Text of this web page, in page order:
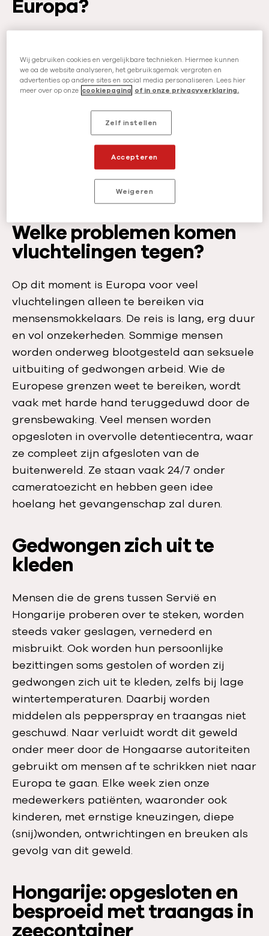
Europa?
om huis en haard te verlaten. Vanwege een
oorlog of conflict, maar ook vanwege de
angst op vervolging. Bijvoorbeeld vanwege je
politieke overtuiging of geaardheid. Ook de
klimaatcrisis speelt een steeds grotere rol.
Mensen zien geen andere keuze dan te
vertrekken. Wat de reden ook is: uiteindelijk is
iedereen op zoek naar een veilige,
menswaardige toekomst.
Welke problemen komen
vluchtelingen tegen?
Op dit moment is Europa voor veel
vluchtelingen alleen te bereiken via
mensensmokkelaars. De reis is lang, erg duur
en vol onzekerheden. Sommige mensen
worden onderweg blootgesteld aan seksuele
uitbuiting of gedwongen arbeid. Wie de
Europese grenzen weet te bereiken, wordt
vaak met harde hand teruggeduwd door de
grensbewaking. Veel mensen worden
opgesloten in overvolle detentiecentra, waar
ze compleet zijn afgesloten van de
buitenwereld. Ze staan vaak 24/7 onder
cameratoezicht en hebben geen idee
hoelang het gevangenschap zal duren.
Gedwongen zich uit te
kleden
Mensen die de grens tussen Servië en
Hongarije proberen over te steken, worden
steeds vaker geslagen, vernederd en
misbruikt. Ook worden hun persoonlijke
bezittingen soms gestolen of worden zij
gedwongen zich uit te kleden, zelfs bij lage
wintertemperaturen. Daarbij worden
middelen als pepperspray en traangas niet
geschuwd. Naar verluidt wordt dit geweld
onder meer door de Hongaarse autoriteiten
gebruikt om mensen af te schrikken niet naar
Europa te gaan. Elke week zien onze
medewerkers patiënten, waaronder ook
kinderen, met ernstige kneuzingen, diepe
(snij)wonden, ontwrichtingen en breuken als
gevolg van dit geweld.
Hongarije: opgesloten en
besproeid met traangas in
Wij gebruiken cookies en vergelijkbare technieken. Hiermee kunnen
we oa de website analyseren, het gebruiksgemak vergroten en
advertenties op andere sites en social media personaliseren. Lees hier
meer over op onze cookiepagina of in onze privacyverklaring.
Zelf instellen
Weigeren
Accepteren